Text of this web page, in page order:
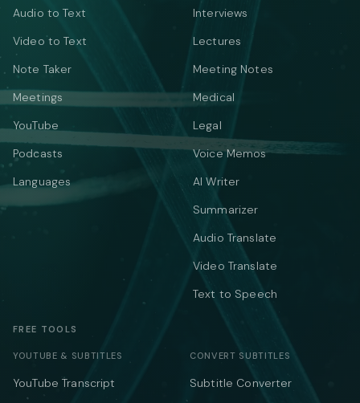
Audio to Text
Video to Text
Note Taker
Meetings
YouTube
Podcasts
Languages
Interviews
Lectures
Meeting Notes
Medical
Legal
Voice Memos
AI Writer
Summarizer
Audio Translate
Video Translate
Text to Speech
FREE TOOLS
YOUTUBE & SUBTITLES
YouTube Transcript
CONVERT SUBTITLES
Subtitle Converter